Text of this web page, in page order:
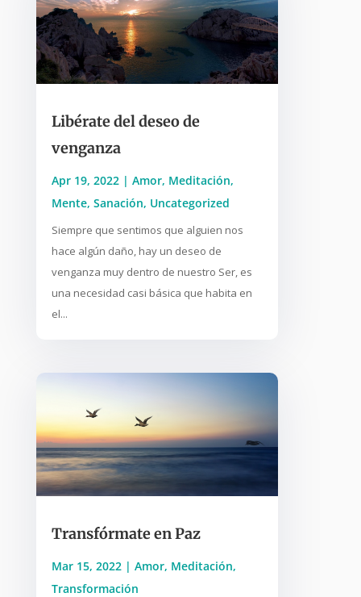
Libérate del deseo de
venganza
Apr 19, 2022| Amor, Meditación,
Mente, Sanación, Uncategorized
Siempre que sentimos que alguien nos
hace algún daño, hay un deseo de
venganza muy dentro de nuestro Ser, es
una necesidad casi básica que habita en
el...
Transfórmate en Paz
Mar 15, 2022| Amor, Meditación,
Transformación